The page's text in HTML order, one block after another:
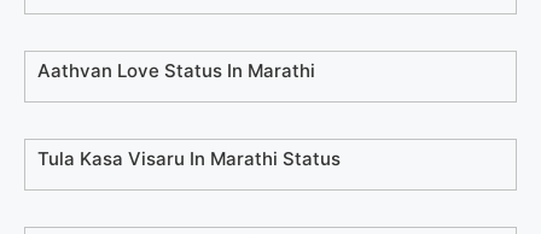
Aathvan Love Status In Marathi
Tula Kasa Visaru In Marathi Status